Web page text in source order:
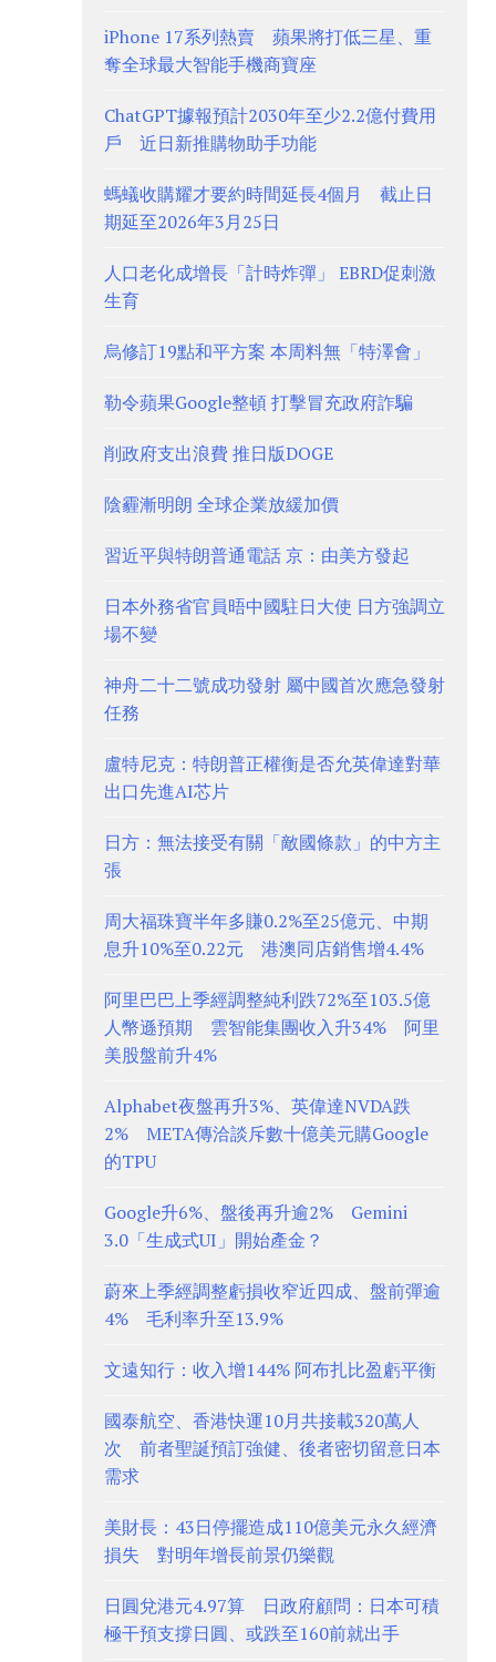
iPhone 17系列熱賣 蘋果將打低三星、重
奪全球最大智能手機商寶座
ChatGPT據報預計2030年至少2.2億付費用
戶 近日新推購物助手功能
螞蟻收購耀才要約時間延長4個月 截止日
期延至2026年3月25日
人口老化成增長「計時炸彈」 EBRD促刺激
生育
烏修訂19點和平方案 本周料無「特澤會」
勒令蘋果Google整頓 打擊冒充政府詐騙
削政府支出浪費 推日版DOGE
陰霾漸明朗 全球企業放緩加價
習近平與特朗普通電話 京：由美方發起
日本外務省官員晤中國駐日大使 日方強調立
場不變
神舟二十二號成功發射 屬中國首次應急發射
任務
盧特尼克：特朗普正權衡是否允英偉達對華
出口先進AI芯片
日方：無法接受有關「敵國條款」的中方主
張
周大福珠寶半年多賺0.2%至25億元、中期
息升10%至0.22元 港澳同店銷售增4.4%
阿里巴巴上季經調整純利跌72%至103.5億
人幣遜預期 雲智能集團收入升34% 阿里
美股盤前升4%
Alphabet夜盤再升3%、英偉達NVDA跌
2% META傳洽談斥數十億美元購Google
的TPU
Google升6%、盤後再升逾2% Gemini
3.0「生成式UI」開始產金？
蔚來上季經調整虧損收窄近四成、盤前彈逾
4% 毛利率升至13.9%
文遠知行：收入增144% 阿布扎比盈虧平衡
國泰航空、香港快運10月共接載320萬人
次 前者聖誕預訂強健、後者密切留意日本
需求
美財長：43日停擺造成110億美元永久經濟
損失 對明年增長前景仍樂觀
日圓兌港元4.97算 日政府顧問：日本可積
極干預支撐日圓、或跌至160前就出手